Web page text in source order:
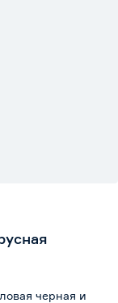
черная и